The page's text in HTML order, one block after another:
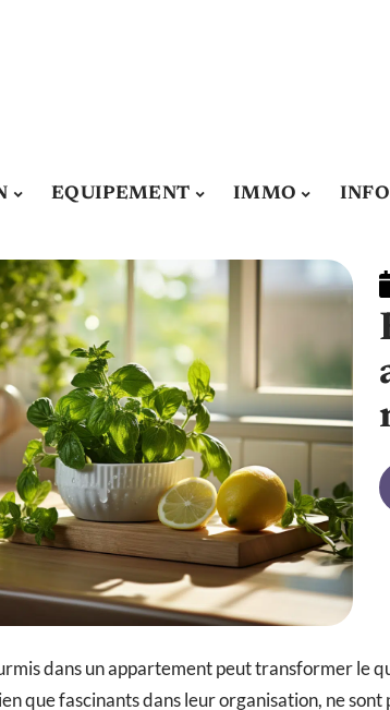
EQUIPEMENT IMMO
dans un appartement peut transformer le
que fascinants dans leur organisation, ne